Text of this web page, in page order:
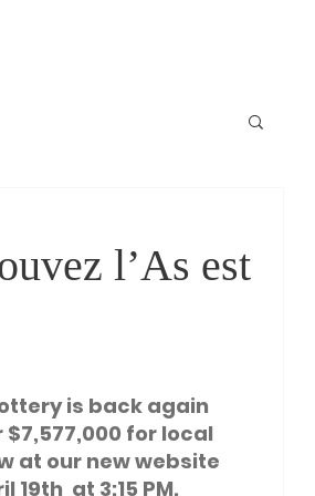
l’As est
is back again
for local
at our new website
at 3:15 PM.